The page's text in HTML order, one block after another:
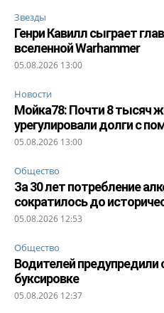
Звезды
Генри Кавилл сыграет
вселенной Warhammer
05.08.2026 13:00
Новости
Мойка78: Почти 8 тысяч
урегулировали долги с
05.08.2026 13:00
Общество
За 30 лет потребление
сократилось до
05.08.2026 12:53
Общество
Водителей предупредили
буксировке
05.08.2026 12:37